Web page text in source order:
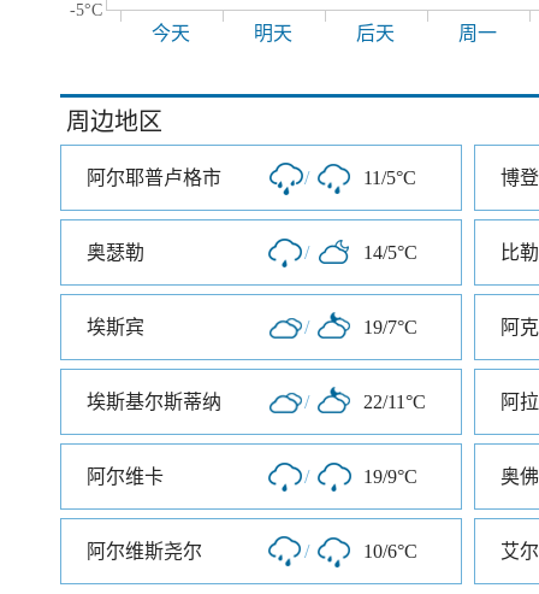
-5°C
今天 明天 后天 周一
周边地区
阿尔耶普卢格市 / 11/5°C 博登
奥瑟勒 / 14/5°C 比
埃斯宾 / 19/7°C 阿
埃斯基尔斯蒂纳 / 22/11°C 阿
阿尔维卡 / 19/9°C 奥
阿尔维斯尧尔 / 10/6°C 艾